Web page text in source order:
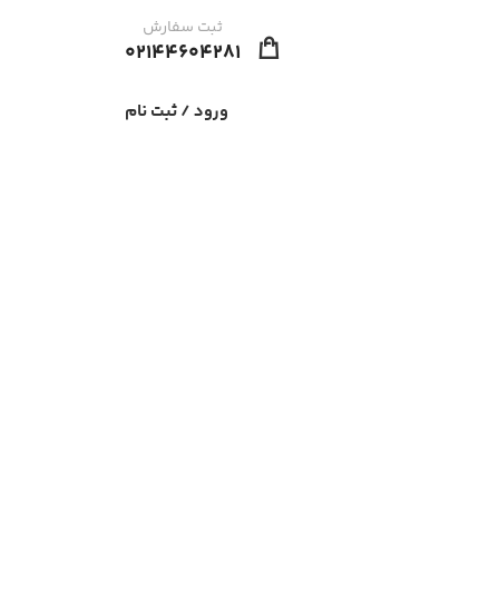
ثبت سفارش
02144604281
ورود / ثبت نام